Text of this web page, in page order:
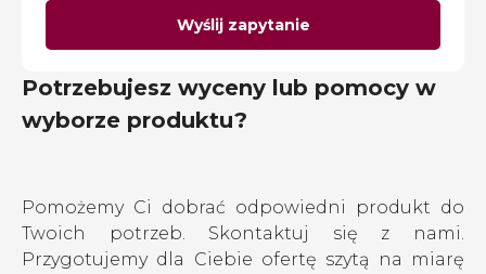
Wyślij zapytanie
Potrzebujesz wyceny lub pomocy w
wyborze produktu?
Pomożemy Ci dobrać odpowiedni produkt do
Twoich potrzeb. Skontaktuj się z nami.
Przygotujemy dla Ciebie ofertę szytą na miarę